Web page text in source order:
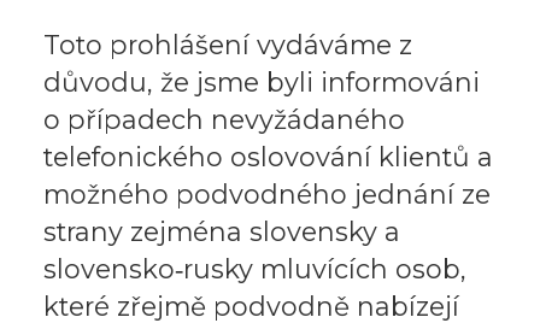
Toto prohlášení vydáváme z
důvodu, že jsme byli informováni
o případech nevyžádaného
telefonického oslovování klientů a
možného podvodného jednání ze
strany zejména slovensky a
slovensko‑rusky mluvících osob,
které zřejmě podvodně nabízejí